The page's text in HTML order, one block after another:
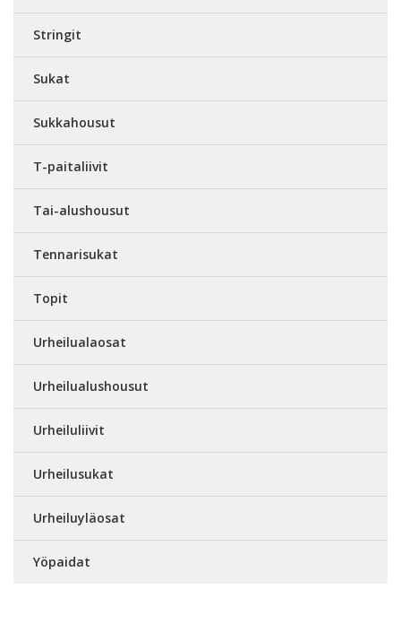
Stringit
Sukat
Sukkahousut
T-paitaliivit
Tai-alushousut
Tennarisukat
Topit
Urheilualaosat
Urheilualushousut
Urheiluliivit
Urheilusukat
Urheiluyläosat
Yöpaidat